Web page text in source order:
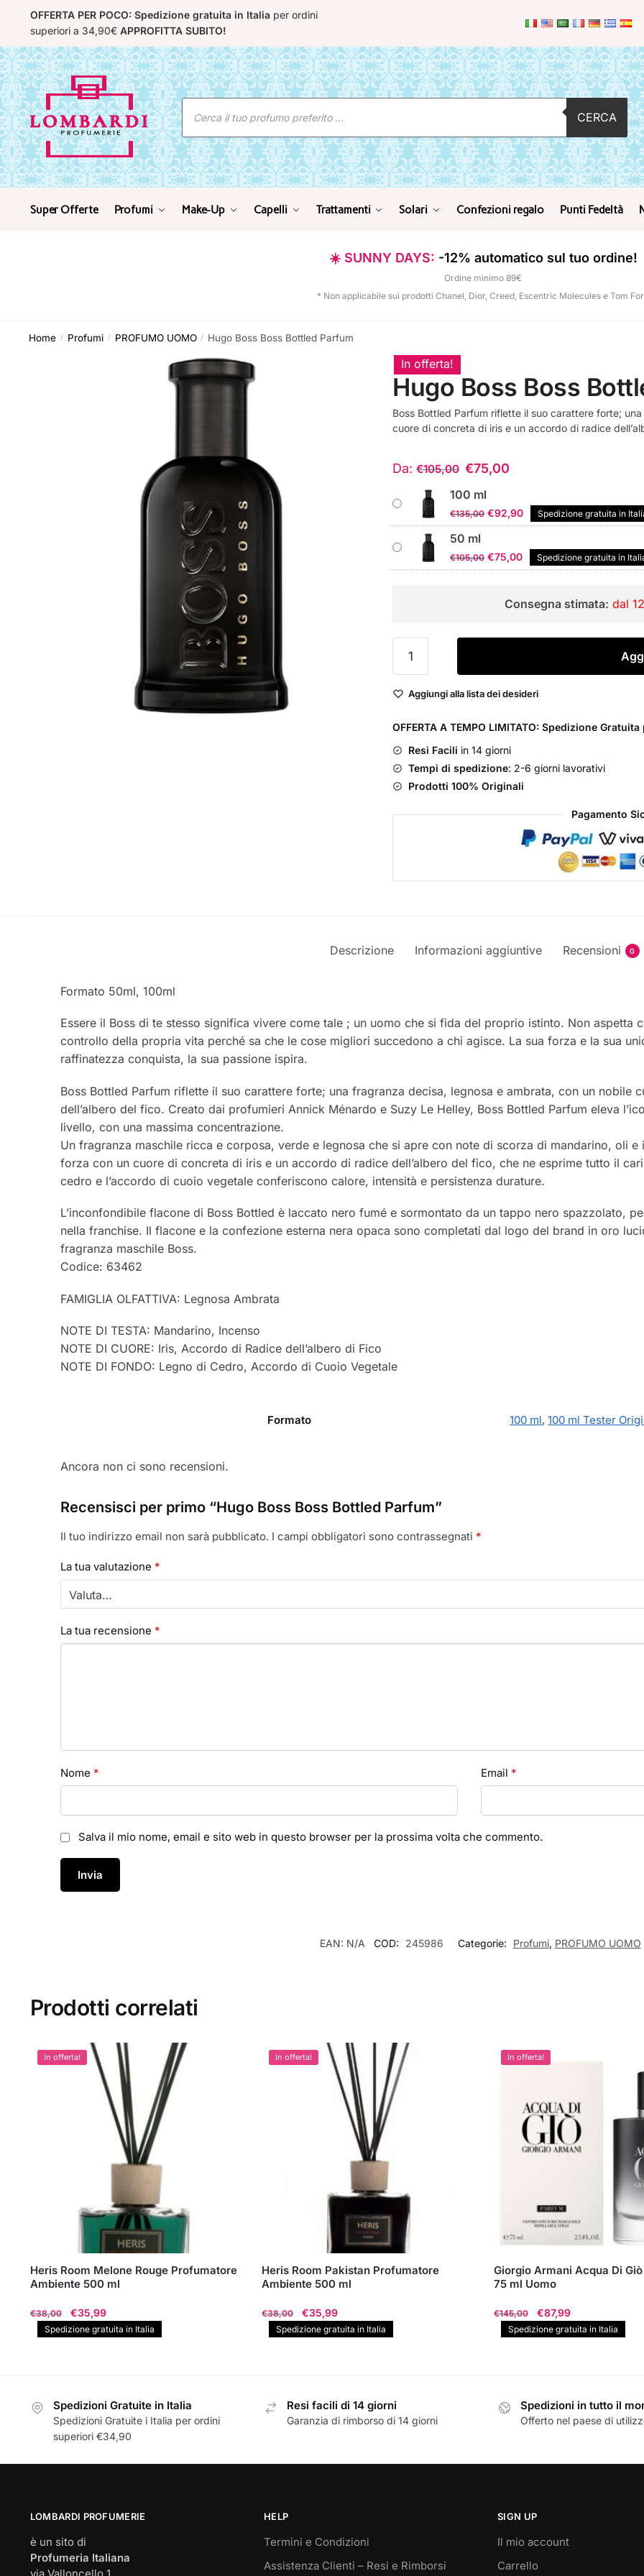
navigation
content
OFFERTA PER POCO: Spedizione gratuita in Italia per ordini
superiori a 34,90€ APPROFITTA SUBITO!
Ricerca
prodotti
CERCA
Super Offerte Profumi Make-Up Capelli Trattamenti Solari Confezioni regalo Punti Fedeltà
☀️ SUNNY DAYS: -12% automatico sul tuo ordine!
Ordine minimo 89€
* Non applicabile sui prodotti Chanel, Dior, Creed, Escentric Molecules e Tom
Home / Profumi / PROFUMO UOMO / Hugo Boss Boss Bottled Parfum
In offerta!
Hugo Boss Boss
Boss Bottled Parfum riflette il suo carattere forte;
cuore di concreta di iris e un accordo di radice
Da: €105,00 €75,00
100 ml
€135,00 Il
prezzo
era:
€92,90Il
prezzo
Spedizione gratuita in
50 ml
€105,00 Il
prezzo
€75,00Il
prezzo
è:
Spedizione gratuita in
Consegna stimata: dal
Boss
Bottled
quantità
Aggiungi alla lista dei desideri
OFFERTA A TEMPO LIMITATO: Spedizione
Resi Facili in 14 giorni
Tempi di spedizione: 2-6 giorni lavorativi
Prodotti 100% Originali
Pagamento
Descrizione Informazioni aggiuntive Recensioni 0
Formato 50ml, 100ml
Essere il Boss di te stesso significa vivere come tale ; un uomo che si fida del proprio istinto. Non aspetta
controllo della propria vita perché sa che le cose migliori succedono a chi agisce. La sua forza e la sua
raffinatezza conquista, la sua passione ispira.
Boss Bottled Parfum riflette il suo carattere forte; una fragranza decisa, legnosa e ambrata, con un nobile
dell’albero del fico. Creato dai profumieri Annick Ménardo e Suzy Le Helley, Boss Bottled Parfum eleva
livello, con una massima concentrazione.
Un fragranza maschile ricca e corposa, verde e legnosa che si apre con note di scorza di mandarino, oli
forza con un cuore di concreta di iris e un accordo di radice dell’albero del fico, che ne esprime tutto il
cedro e l’accordo di cuoio vegetale conferiscono calore, intensità e persistenza durature.
L’inconfondibile flacone di Boss Bottled è laccato nero fumé e sormontato da un tappo nero spazzolato,
nella franchise. Il flacone e la confezione esterna nera opaca sono completati dal logo del brand in oro
fragranza maschile Boss.
Codice: 63462
FAMIGLIA OLFATTIVA: Legnosa Ambrata
NOTE DI TESTA: Mandarino, Incenso
NOTE DI CUORE: Iris, Accordo di Radice dell’albero di Fico
NOTE DI FONDO: Legno di Cedro, Accordo di Cuoio Vegetale
Formato 100 ml, 100 ml Tester
Ancora non ci sono recensioni.
Recensisci per primo “Hugo Boss Boss Bottled Parfum”
Il tuo indirizzo email non sarà pubblicato. I campi obbligatori sono contrassegnati *
La tua valutazione *
La tua recensione *
Nome * Email *
Salva il mio nome, email e sito web in questo browser per la prossima volta che commento.
EAN: N/A COD: 245986 Categorie: Profumi, PROFUMO UOMO
Prodotti correlati
In offerta!
Heris Room Melone Rouge Profumatore
Ambiente 500 ml
€38,00
Il
prezzo
€35,99
prezzo
Spedizione gratuita in Italia
In offerta!
Heris Room Pakistan Profumatore
Ambiente 500 ml
€38,00
Il
prezzo
€35,99
prezzo
Spedizione gratuita in Italia
In offerta!
Giorgio Armani Acqua Di Giò
75 ml Uomo
€145,00
Il
prezzo
€87,99
prezzo
Spedizione gratuita in Italia
Spedizioni Gratuite in Italia
Spedizioni Gratuite i Italia per ordini
superiori €34,90
Resi facili di 14 giorni
Garanzia di rimborso di 14 giorni
Spedizioni in tutto il
Offerto nel paese di
LOMBARDI PROFUMERIE
è un sito di
Profumeria Italiana
HELP
Termini e Condizioni
Assistenza Clienti – Resi e Rimborsi
SIGN UP
Il mio account
Carrello